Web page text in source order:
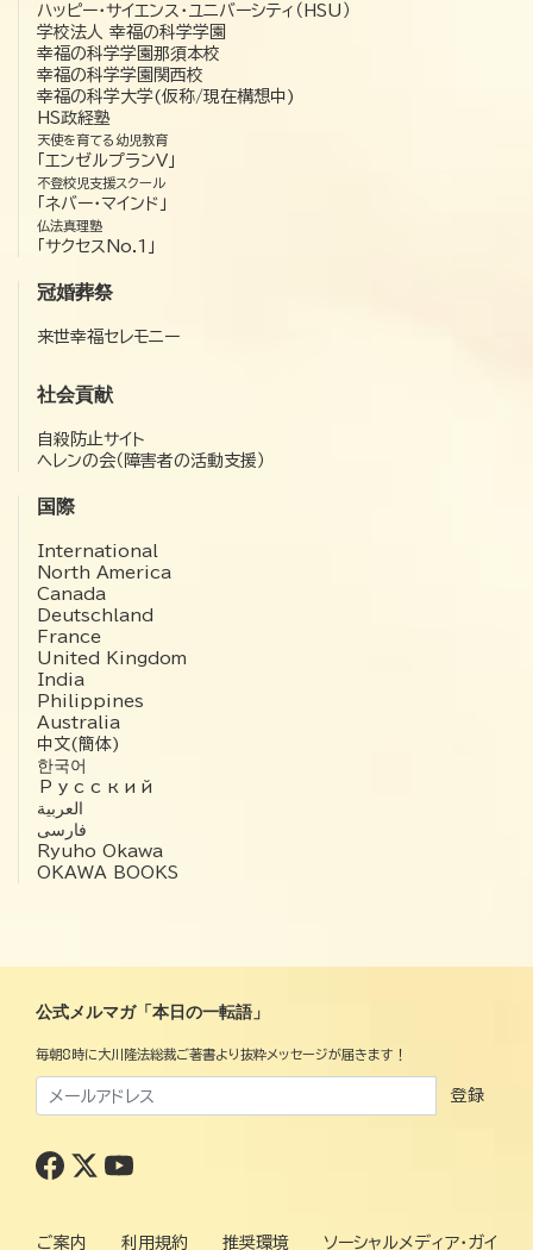
ハッピー・サイエンス・ユニバーシティ（HSU）
学校法人 幸福の科学学園
幸福の科学学園那須本校
幸福の科学学園関西校
幸福の科学大学(仮称/現在構想中)
HS政経塾
天使を育てる幼児教育
「エンゼルプランV」
不登校児支援スクール
「ネバー・マインド」
仏法真理塾
「サクセスNo.1」
冠婚葬祭
来世幸福セレモニー
社会貢献
自殺防止サイト
ヘレンの会（障害者の活動支援）
国際
International
North America
Canada
Deutschland
France
United Kingdom
India
Philippines
Australia
中文(簡体)
한국어
Русский
العربية‏
فارسی
Ryuho Okawa
OKAWA BOOKS
公式メルマガ「本日の一転語」
毎朝8時に大川隆法総裁ご著書より抜粋メッセージが届きます！
登録
ご案内 利用規約 推奨環境 ソーシャルメディア・ガイ